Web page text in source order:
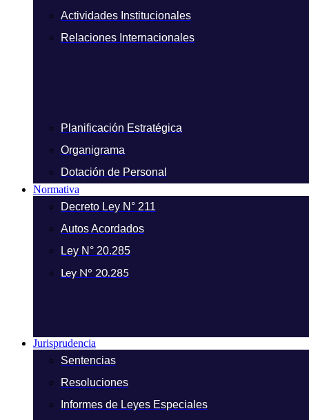
Actividades Institucionales
Relaciones Internacionales
Planificación Estratégica
Organigrama
Dotación de Personal
Normativa
Decreto Ley N° 211
Autos Acordados
Ley N° 20.285
Ley N° 20.285
Jurisprudencia
Sentencias
Resoluciones
Informes de Leyes Especiales